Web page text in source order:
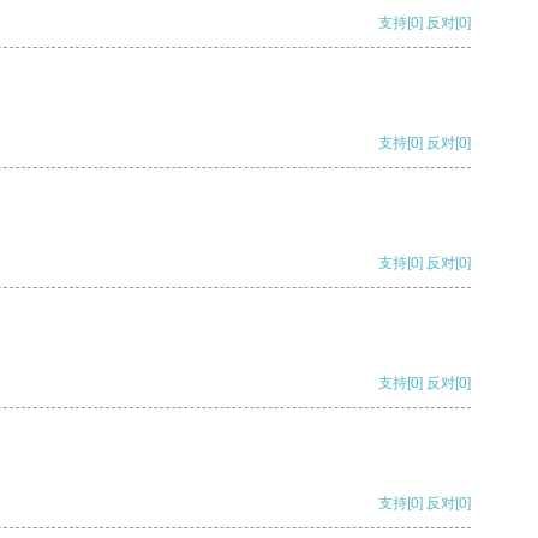
支持[0] 反对[0]
支持[0] 反对[0]
支持[0] 反对[0]
支持[0] 反对[0]
支持[0] 反对[0]